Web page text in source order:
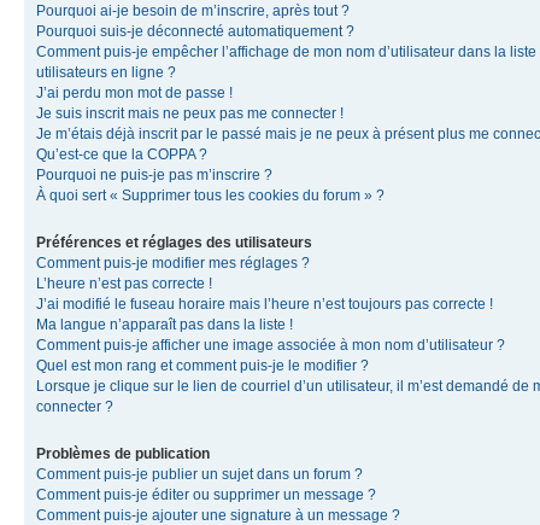
Pourquoi ai-je besoin de m’inscrire, après tout ?
Pourquoi suis-je déconnecté automatiquement ?
Comment puis-je empêcher l’affichage de mon nom d’utilisateur dans la liste
utilisateurs en ligne ?
J’ai perdu mon mot de passe !
Je suis inscrit mais ne peux pas me connecter !
Je m’étais déjà inscrit par le passé mais je ne peux à présent plus me
Qu’est-ce que la COPPA ?
Pourquoi ne puis-je pas m’inscrire ?
À quoi sert « Supprimer tous les cookies du forum » ?
Préférences et réglages des utilisateurs
Comment puis-je modifier mes réglages ?
L’heure n’est pas correcte !
J’ai modifié le fuseau horaire mais l’heure n’est toujours pas correcte !
Ma langue n’apparaît pas dans la liste !
Comment puis-je afficher une image associée à mon nom d’utilisateur ?
Quel est mon rang et comment puis-je le modifier ?
Lorsque je clique sur le lien de courriel d’un utilisateur, il m’est demandé de
connecter ?
Problèmes de publication
Comment puis-je publier un sujet dans un forum ?
Comment puis-je éditer ou supprimer un message ?
Comment puis-je ajouter une signature à un message ?